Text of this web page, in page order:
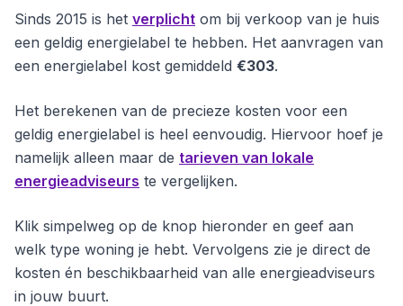
Sinds 2015 is het verplicht om bij verkoop van je huis
een geldig energielabel te hebben. Het aanvragen van
een energielabel kost gemiddeld €303.
Het berekenen van de precieze kosten voor een
geldig energielabel is heel eenvoudig. Hiervoor hoef je
namelijk alleen maar de tarieven van lokale
energieadviseurs te vergelijken.
Klik simpelweg op de knop hieronder en geef aan
welk type woning je hebt. Vervolgens zie je direct de
kosten én beschikbaarheid van alle energieadviseurs
in jouw buurt.